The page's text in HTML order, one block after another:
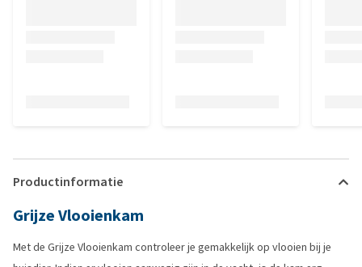
Productinformatie
Grijze Vlooienkam
Met de Grijze Vlooienkam controleer je gemakkelijk op vlooien bij je